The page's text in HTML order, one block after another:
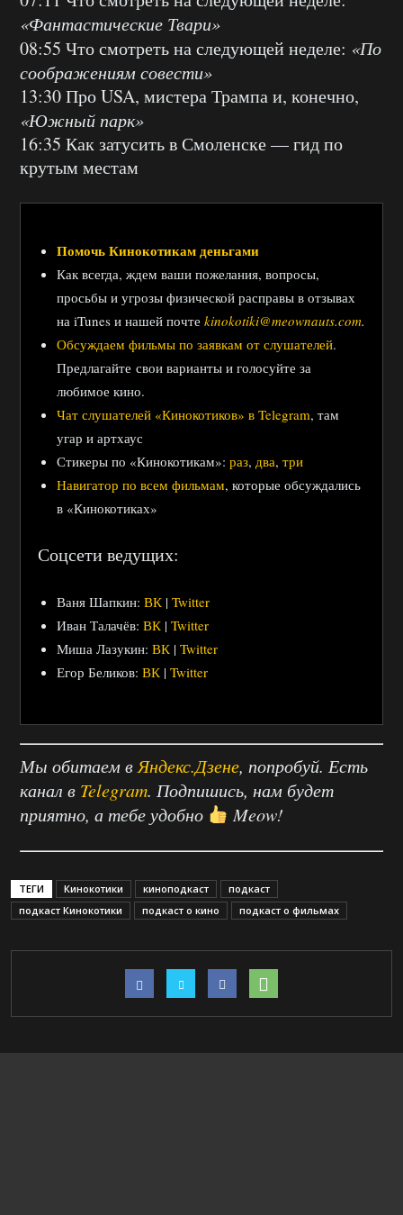
«Фантастические Твари»
08:55 Что смотреть на следующей неделе: «По
соображениям совести»
13:30 Про USA, мистера Трампа и, конечно,
«Южный парк»
16:35 Как затусить в Смоленске — гид по
крутым местам
Помочь Кинокотикам деньгами
Как всегда, ждем ваши пожелания, вопросы,
просьбы и угрозы физической расправы в отзывах
на iTunes и нашей почте kinokotiki@meownauts.com.
Обсуждаем фильмы по заявкам от слушателей.
Предлагайте свои варианты и голосуйте за
любимое кино.
Чат слушателей «Кинокотиков» в Telegram, там
угар и артхаус
Стикеры по «Кинокотикам»: раз, два, три
Навигатор по всем фильмам, которые обсуждались
в «Кинокотиках»
Соцсети ведущих:
Ваня Шапкин: ВК | Twitter
Иван Талачёв: ВК | Twitter
Миша Лазукин: ВК | Twitter
Егор Беликов: ВК | Twitter
Мы обитаем вЯндекс.Дзене, попробуй. Есть
канал в Telegram. Подпишись, нам будет
приятно, а тебе удобно
Meow!
ТЕГИ Кинокотики киноподкаст
подкаст
подкаст Кинокотики
подкаст о кино подкаст о фильмах